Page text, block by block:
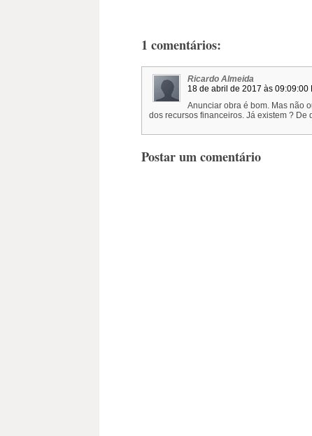
1 comentários:
Ricardo Almeida
18 de abril de 2017 às 09:09:00
Anunciar obra é bom. Mas não
dos recursos financeiros. Já existem ? De
Postar um comentário